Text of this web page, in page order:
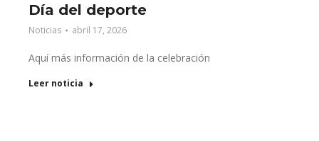
Día del deporte
Noticias abril 17, 2026
Aquí más información de la celebración
Leer noticia